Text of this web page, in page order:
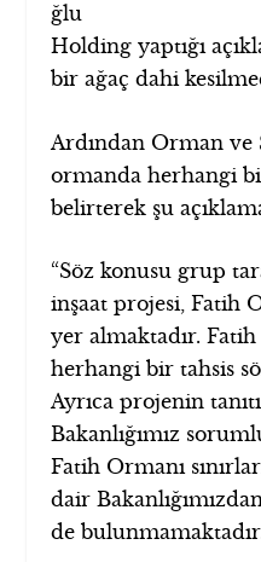
ğlu
Holding yaptığı
bir ağaç dahi
Ardından Orman ve
ormanda herhangi
belirterek şu
“Söz konusu grup
inşaat projesi, Fatih
yer almaktadır. Fatih
herhangi bir tahsis
Ayrıca projenin
Bakanlığımız
Fatih Ormanı
dair
de